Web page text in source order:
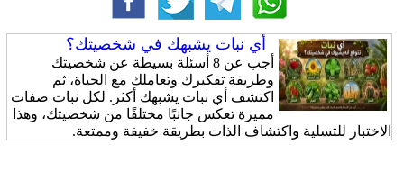
أي نبات يشبهك في شخصيتك؟
أجب عن 8 أسئلة بسيطة عن شخصيتك
وطريقة تفكيرك وتعاملك مع الحياة، ثم
اكتشف أي نبات يشبهك أكثر. لكل نبات صفات
مميزة تعكس جانبًا مختلفًا من شخصيتك، وهذا
الاختبار للتسلية واكتشاف الذات بطريقة خفيفة وممتعة.